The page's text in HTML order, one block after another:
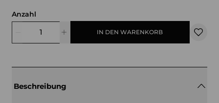
Anzahl
IN DEN WARENKORB
Beschreibung